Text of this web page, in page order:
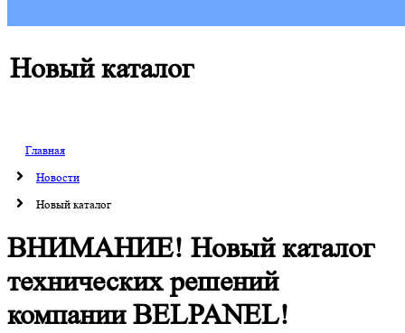
Новый каталог
Главная
Новости
Новый каталог
ВНИМАНИЕ! Новый каталог
технических решений
компании BELPANEL!